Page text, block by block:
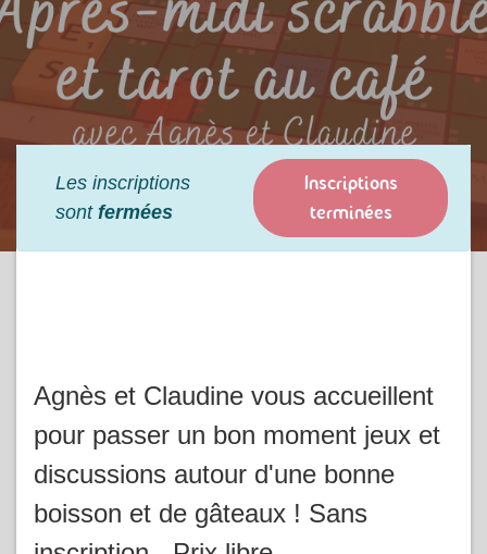
Les inscriptions
sont fermées
Inscriptions
terminées
Agnès et Claudine vous accueillent
pour passer un bon moment jeux et
discussions autour d'une bonne
boisson et de gâteaux ! Sans